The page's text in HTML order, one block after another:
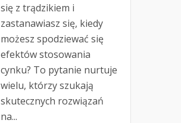
się z trądzikiem i
zastanawiasz się, kiedy
możesz spodziewać się
efektów stosowania
cynku? To pytanie nurtuje
wielu, którzy szukają
skutecznych rozwiązań
na...